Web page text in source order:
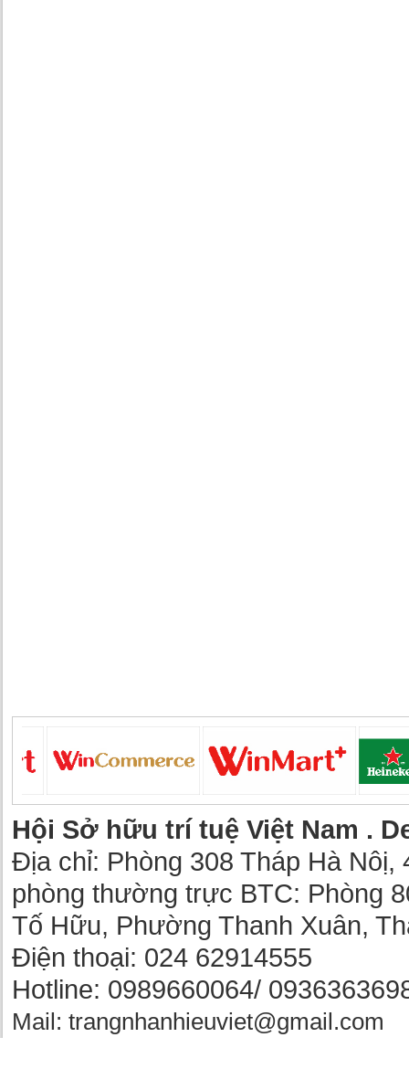
Hội Sở hữu trí tuệ Việt Nam .
Địa chỉ: Phòng 308 Tháp Hà Nôị,
phòng thường trực BTC: Phòng
Tố Hữu, Phường Thanh Xuân,
Điện thoại: 024 62914555
Hotline: 0989660064/
Mail: trangnhanhieuviet@gmail.com